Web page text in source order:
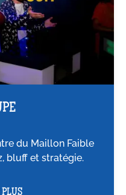
du Maillon Faible
bluff et stratégie.
PLUS